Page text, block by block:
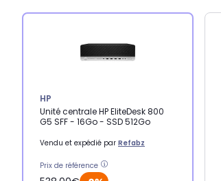
HP
Unité centrale HP EliteDesk 800
G5 SFF - 16Go - SSD 512Go
Vendu et expédié par Refabz
Prix de référence